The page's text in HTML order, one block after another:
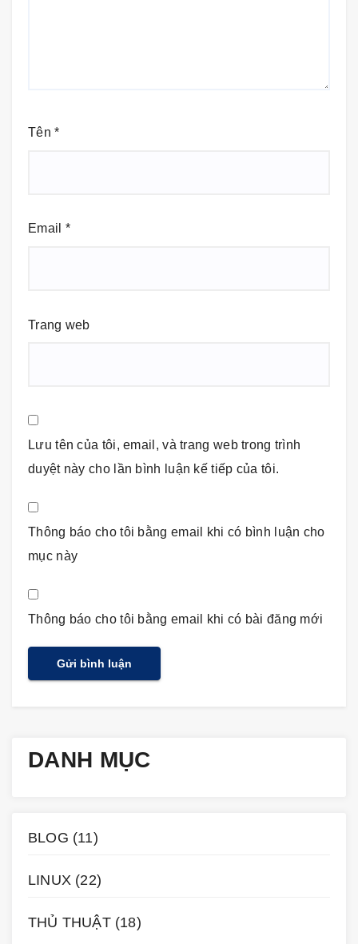
Tên*
Email *
Trang web
Lưu tên của tôi, email, và trang web trong trình
duyệt này cho lần bình luận kế tiếp của tôi.
Thông báo cho tôi bằng email khi có bình luận cho
mục này
Thông báo cho tôi bằng email khi có bài đăng mới
DANH MỤC
BLOG (11)
LINUX (22)
THỦ THUẬT(18)